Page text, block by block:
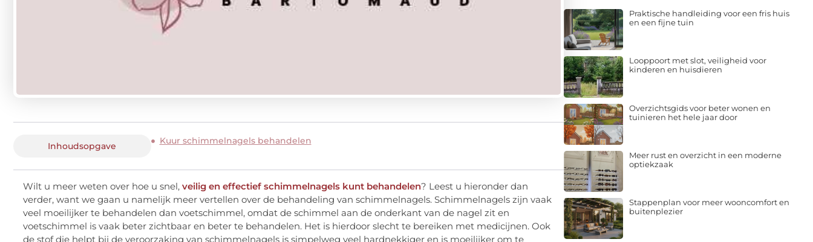
Inhoudsopgave Kuur schimmelnagels behandelen
Wilt u meer weten over hoe u snel, veilig en effectief schimmelnagels kunt behandelen? Leest u hieronder dan
verder, want we gaan u namelijk meer vertellen over de behandeling van schimmelnagels. Schimmelnagels zijn vaak
veel moeilijker te behandelen dan voetschimmel, omdat de schimmel aan de onderkant van de nagel zit en
voetschimmel is vaak beter zichtbaar en beter te behandelen. Het is hierdoor slecht te bereiken met medicijnen. Ook
de stof die helpt bij de veroorzaking van schimmelnagels is simpelweg veel hardnekkiger en is moeilijker om te
Praktische handleiding voor een fris huis
en een fijne tuin
Looppoort met slot, veiligheid voor
kinderen en huisdieren
Overzichtsgids voor beter wonen en
tuinieren het hele jaar door
Meer rust en overzicht in een moderne
optiekzaak
Stappenplan voor meer wooncomfort en
buitenplezier